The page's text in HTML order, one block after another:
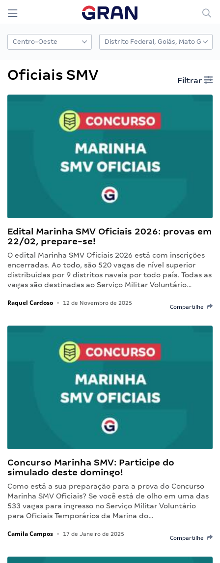
Oficiais SMV Filtrar
Edital Marinha SMV Oficiais 2026: provas em
22/02, prepare-se!
O edital Marinha SMV Oficiais 2026 está com inscrições
encerradas. Ao todo, são 520 vagas de nível superior
distribuídas por 9 distritos navais por todo país. Todas as
vagas são destinadas ao Serviço Militar Voluntário…
Raquel Cardoso • 12 de Novembro de 2025
Compartilhe
Concurso Marinha SMV: Participe do
simulado deste domingo!
Como está a sua preparação para a prova do Concurso
Marinha SMV Oficiais? Se você está de olho em uma das
533 vagas para ingresso no Serviço Militar Voluntário
para Oficiais Temporários da Marina do…
Camila Campos • 17 de Janeiro de 2025
Compartilhe